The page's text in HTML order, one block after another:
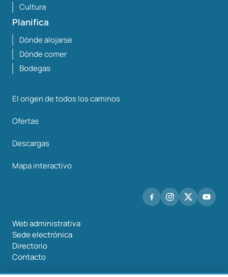
Cultura
Planifica
Dónde alojarse
Dónde comer
Bodegas
El origen de todos los caminos
Ofertas
Descargas
Mapa interactivo
Web administrativa
Sede electrónica
Directorio
Contacto